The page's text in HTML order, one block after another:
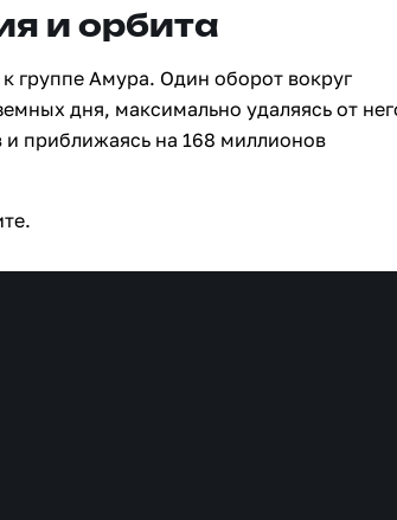
и орбита
группе Амура. Один оборот вокруг
дня, максимально удаляясь от
приближаясь на 168 миллионов